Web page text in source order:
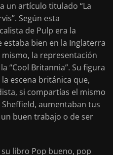
un artículo titulado “La
Según esta
de Pulp era la
bien en la Inglaterra
la representación
“Cool Britannia”. Su figura
escena británica que,
si compartías el mismo
aumentaban tus
buen trabajo o de ser
libro Pop bueno, pop